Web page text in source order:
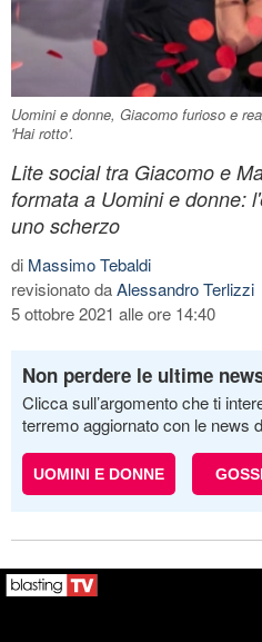
Uomini e donne, Giacomo furioso e
'Hai rotto'.
Lite social tra Giacomo e
formata a Uomini e donne:
uno scherzo
di Massimo Tebaldi
revisionato daAlessandro Terlizzi
5 ottobre 2021 alle ore 14:40
Non perdere le ultime
Clicca sull’argomento che ti
terremo aggiornato con le news
UOMINI E DONNE